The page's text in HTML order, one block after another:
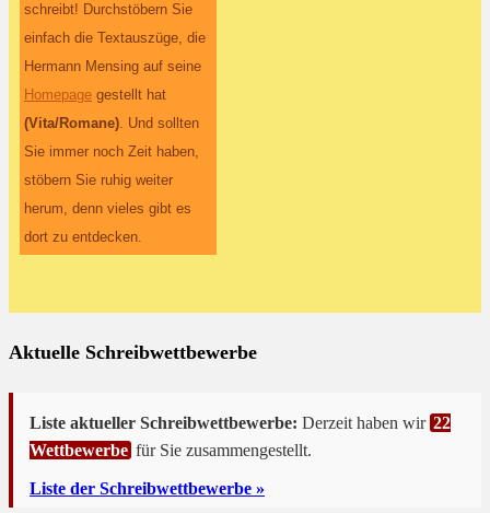
schreibt! Durchstöbern Sie
einfach die Textauszüge, die
Hermann Mensing auf seine
Homepage gestellt hat
(Vita/Romane). Und sollten
Sie immer noch Zeit haben,
stöbern Sie ruhig weiter
herum, denn vieles gibt es
dort zu entdecken.
Aktuelle Schreibwettbewerbe
Liste aktueller Schreibwettbewerbe: Derzeit haben wir 22
Wettbewerbe für Sie zusammengestellt.
Liste der Schreibwettbewerbe »